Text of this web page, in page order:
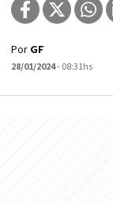
Por GF
28/01/2024- 08:31hs